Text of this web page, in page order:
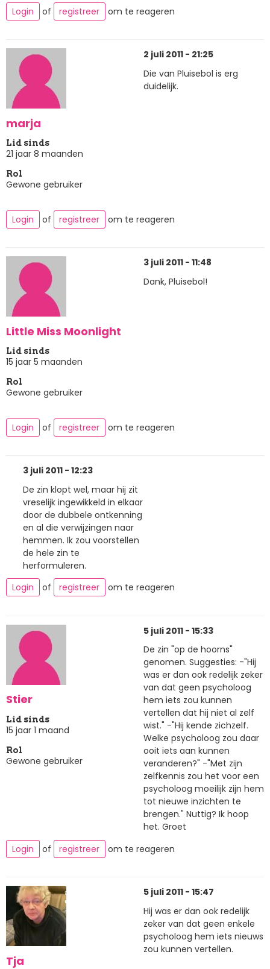
Login of registreer om te reageren
marja
Lid sinds
21 jaar 8 maanden
Rol
Gewone gebruiker
2 juli 2011 - 21:25
Die van Pluisebol is erg
duidelijk.
Login of registreer om te reageren
Little Miss Moonlight
Lid sinds
15 jaar 5 maanden
Rol
Gewone gebruiker
3 juli 2011 - 11:48
Dank, Pluisebol!
Login of registreer om te reageren
3 juli 2011 - 12:23
De zin klopt wel, maar hij zit
vreselijk ingewikkeld in elkaar
door de dubbele ontkenning
en al die verwijzingen naar
hemmen. Ik zou voorstellen
de hele zin te
herformuleren.
Login
of registreer om te reageren
Stier
Lid sinds
15 jaar 1 maand
Rol
Gewone gebruiker
5 juli 2011 - 15:33
De zin "op de hoorns"
genomen. Suggesties: -"Hij
was er dan ook redelijk zeker
van dat geen psycholoog
hem iets zou kunnen
vertellen dat hij niet al zelf
wist." -"Hij kende zichzelf.
Welke psycholoog zou daar
ooit iets aan kunnen
veranderen?" -"Met zijn
zelfkennis zou het voor een
psycholoog moeilijk zijn hem
tot nieuwe inzichten te
brengen." Nuttig? Ik hoop
het. Groet
Login
of registreer om te reageren
Tja
5 juli 2011 - 15:47
Hij was er dan ook redelijk
zeker van dat geen enkele
psycholoog hem iets nieuws
zou kunnen vertellen.